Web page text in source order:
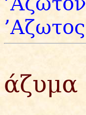
’Αζωτος
άζυμα